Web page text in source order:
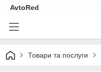
AvtoRed
Товари та послуги